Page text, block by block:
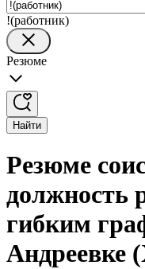
!(работник)
Резюме
Найти
Резюме
должность
гибким
Андреевке